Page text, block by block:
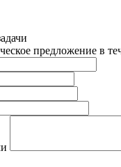
предложение в